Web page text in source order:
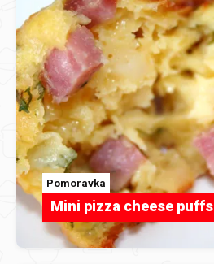
Pomoravka
Mini pizza cheese puffs